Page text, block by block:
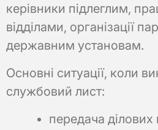
керівники підлеглим,
відділами, організації
державним установам.
Основні ситуації, коли
службовий лист:
передача